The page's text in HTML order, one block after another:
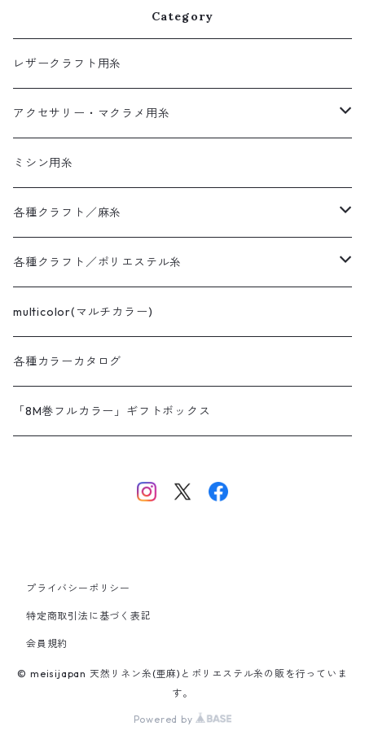
Category
レザークラフト用糸
アクセサリー・マクラメ用糸
LAJIN
LAJIN
LAJIN twist
THAILA
GAOGUANG THAILA
ミシン用糸
各種クラフト／麻糸
MeiSi super fine
MeiSI super fine
MeiSI super fine BIG SPOOL
MeiSi
MeiSI
MeiSi BIG SPOOL
各種クラフト／ポリエステル糸
XianGe twist dry wax
XianGe twist dry wax
XianGe twist dry wax BIG SPOOL
XIANGE braid dry wax
WEIXIN wet wax
NANMEI braid super fine
multicolor(マルチカラー)
各種カラーカタログ
「8M巻フルカラー」ギフトボックス
プライバシーポリシー
特定商取引法に基づく表記
会員規約
© meisijapan 天然リネン糸(亜麻)とポリエステル糸の販を行っていま
す。
Powered by